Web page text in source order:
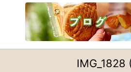
IMG_1828